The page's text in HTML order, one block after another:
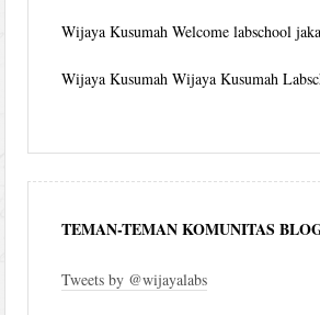
Wijaya Kusumah Welcome labschool
Wijaya Kusumah Wijaya Kusumah
TEMAN-TEMAN KOMUNITAS
Tweets by @wijayalabs